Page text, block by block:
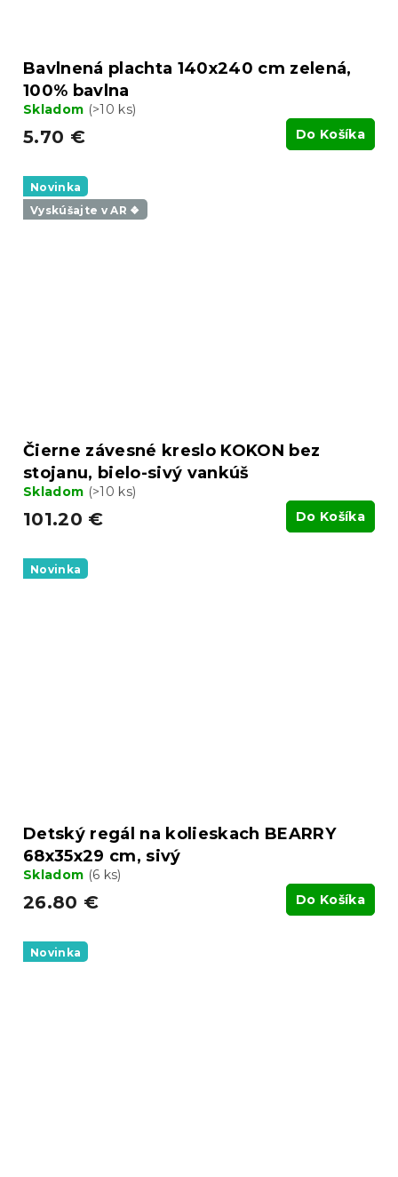
Bavlnená plachta 140x240 cm zelená,
100% bavlna
Skladom (>10 ks)
5.70 € Do Košíka
Novinka
Vyskúšajte v AR ❖
Čierne závesné kreslo KOKON bez
stojanu, bielo-sivý vankúš
Skladom (>10 ks)
101.20 € Do Košíka
Novinka
Detský regál na kolieskach BEARRY
68x35x29 cm, sivý
Skladom (6 ks)
26.80 € Do Košíka
Novinka